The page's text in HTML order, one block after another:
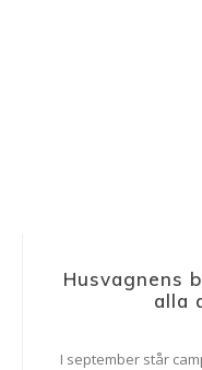
Husvagnens
alla
I september står